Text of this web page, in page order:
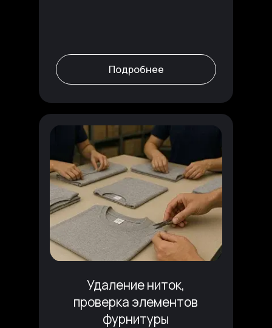
Подробнее
Удаление ниток,
проверка элементов
фурнитуры